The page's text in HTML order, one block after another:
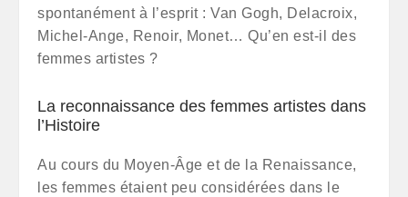
spontanément à l’esprit : Van Gogh, Delacroix,
Michel-Ange, Renoir, Monet… Qu’en est-il des
femmes artistes ?
La reconnaissance des femmes artistes dans
l’Histoire
Au cours du Moyen-Âge et de la Renaissance,
les femmes étaient peu considérées dans le